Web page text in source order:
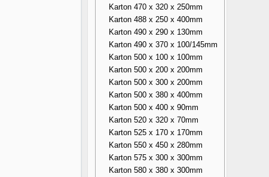
Karton 470 x 320 x 250mm
Karton 488 x 250 x 400mm
Karton 490 x 290 x 130mm
Karton 490 x 370 x 100/145mm
Karton 500 x 100 x 100mm
Karton 500 x 200 x 200mm
Karton 500 x 300 x 200mm
Karton 500 x 380 x 400mm
Karton 500 x 400 x 90mm
Karton 520 x 320 x 70mm
Karton 525 x 170 x 170mm
Karton 550 x 450 x 280mm
Karton 575 x 300 x 300mm
Karton 580 x 380 x 300mm